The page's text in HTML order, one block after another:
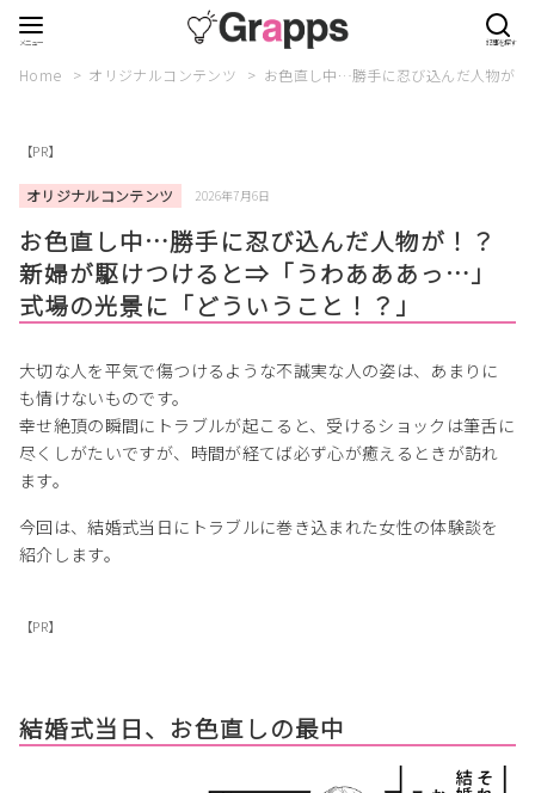
Home オリジナルコンテンツ お色直し中…勝手に忍び込んだ人物が
【PR】
オリジナルコンテンツ 2026年7月6日
お色直し中…勝手に忍び込んだ人物が！？
新婦が駆けつけると⇒「うわあああっ…」
式場の光景に「どういうこと！？」
大切な人を平気で傷つけるような不誠実な人の姿は、あまりに
も情けないものです。
幸せ絶頂の瞬間にトラブルが起こると、受けるショックは筆舌に
尽くしがたいですが、時間が経てば必ず心が癒えるときが訪れ
ます。
今回は、結婚式当日にトラブルに巻き込まれた女性の体験談を
紹介します。
【PR】
結婚式当日、お色直しの最中